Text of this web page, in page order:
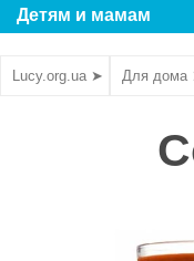
Детям и мамам
Lucy.org.ua ➤ Для дома